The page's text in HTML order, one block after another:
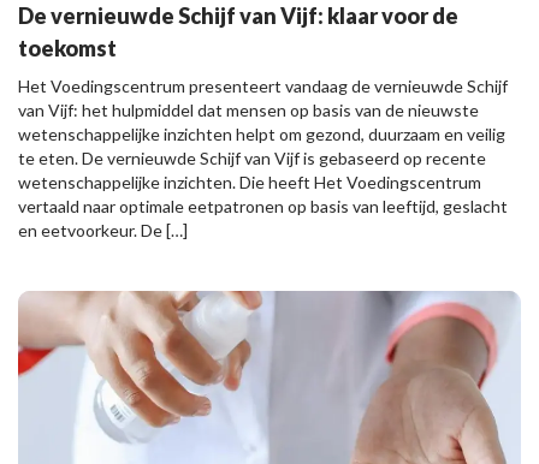
De vernieuwde Schijf van Vijf: klaar voor de
toekomst
Het Voedingscentrum presenteert vandaag de vernieuwde Schijf
van Vijf: het hulpmiddel dat mensen op basis van de nieuwste
wetenschappelijke inzichten helpt om gezond, duurzaam en veilig
te eten. De vernieuwde Schijf van Vijf is gebaseerd op recente
wetenschappelijke inzichten. Die heeft Het Voedingscentrum
vertaald naar optimale eetpatronen op basis van leeftijd, geslacht
en eetvoorkeur. De […]